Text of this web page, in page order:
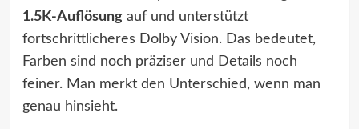
1.5K-Auflösungauf und unterstützt
fortschrittlicheres Dolby Vision. Das bedeutet,
Farben sind noch präziser und Details noch
feiner. Man merkt den Unterschied, wenn man
genau hinsieht.